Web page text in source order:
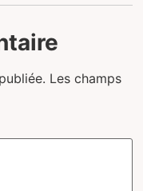
Les champs